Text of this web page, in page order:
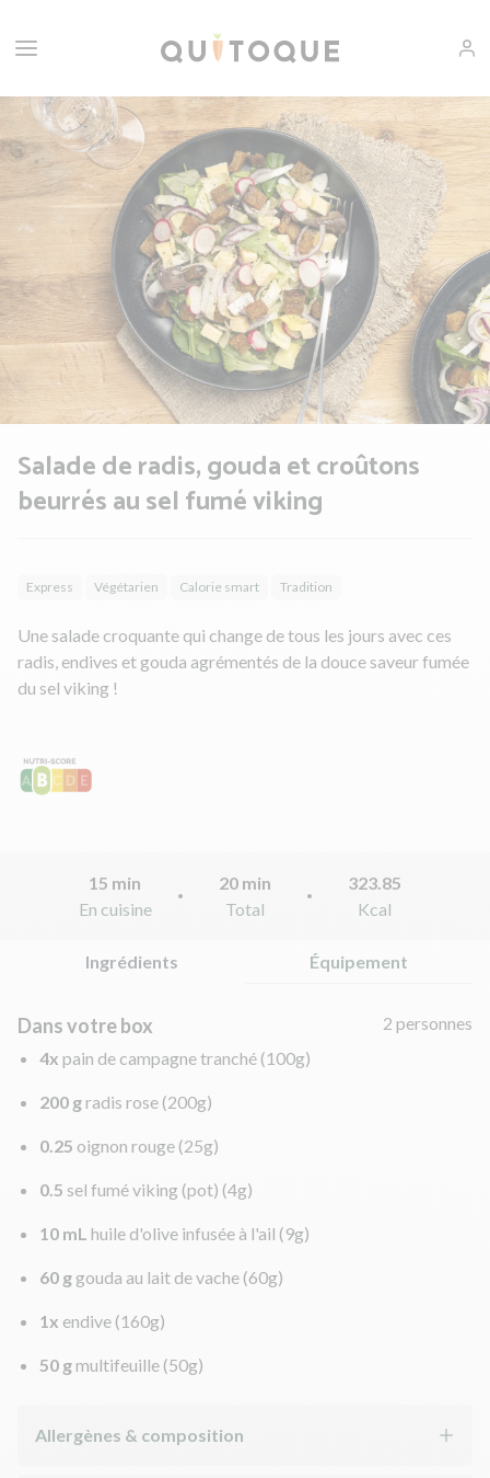
Salade de radis, gouda et croûtons
beurrés au sel fumé viking
Express Végétarien Calorie smart Tradition
Une salade croquante qui change de tous les jours avec ces
radis, endives et gouda agrémentés de la douce saveur fumée
du sel viking !
15 min
En cuisine
20 min
Total
323.85
Kcal
Ingrédients Équipement
Dans votre box
2 personnes
4x pain de campagne tranché (100g)
200 gradis rose (200g)
0.25 oignon rouge (25g)
0.5 sel fumé viking (pot) (4g)
10 mL huile d'olive infusée à l'ail (9g)
60 g gouda au lait de vache (60g)
1x endive (160g)
50 gmultifeuille (50g)
Allergènes & composition